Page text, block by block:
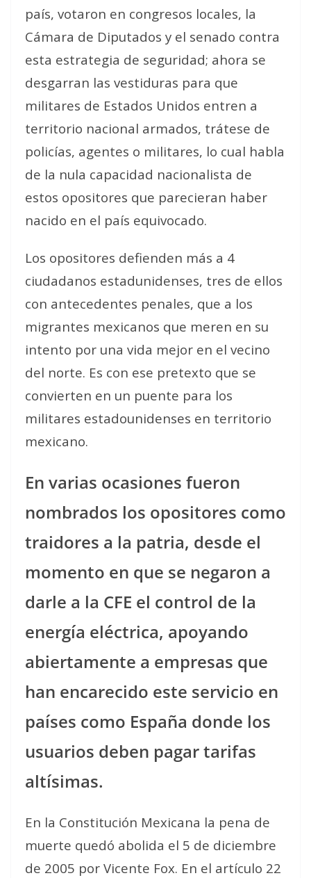
país, votaron en congresos locales, la
Cámara de Diputados y el senado contra
esta estrategia de seguridad; ahora se
desgarran las vestiduras para que
militares de Estados Unidos entren a
territorio nacional armados, trátese de
policías, agentes o militares, lo cual habla
de la nula capacidad nacionalista de
estos opositores que parecieran haber
nacido en el país equivocado.
Los opositores defienden más a 4
ciudadanos estadunidenses, tres de ellos
con antecedentes penales, que a los
migrantes mexicanos que meren en su
intento por una vida mejor en el vecino
del norte. Es con ese pretexto que se
convierten en un puente para los
militares estadounidenses en territorio
mexicano.
En varias ocasiones fueron
nombrados los opositores como
traidores a la patria, desde el
momento en que se negaron a
darle a la CFE el control de la
energía eléctrica, apoyando
abiertamente a empresas que
han encarecido este servicio en
países como España donde los
usuarios deben pagar tarifas
altísimas.
En la Constitución Mexicana la pena de
muerte quedó abolida el 5 de diciembre
de 2005 por Vicente Fox. En el artículo 22